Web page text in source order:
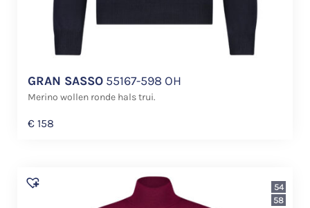
GRAN SASSO 55167-598 OH
Merino wollen ronde hals trui.
€ 158
54
58